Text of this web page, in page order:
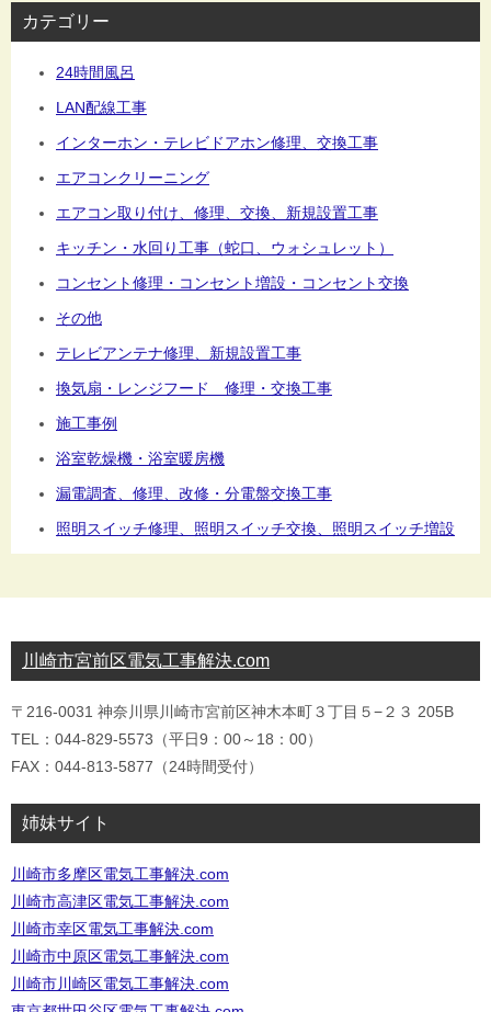
カテゴリー
24時間風呂
LAN配線工事
インターホン・テレビドアホン修理、交換工事
エアコンクリーニング
エアコン取り付け、修理、交換、新規設置工事
キッチン・水回り工事（蛇口、ウォシュレット）
コンセント修理・コンセント増設・コンセント交換
その他
テレビアンテナ修理、新規設置工事
換気扇・レンジフード 修理・交換工事
施工事例
浴室乾燥機・浴室暖房機
漏電調査、修理、改修・分電盤交換工事
照明スイッチ修理、照明スイッチ交換、照明スイッチ増設
川崎市宮前区電気工事解決.com
〒216-0031 神奈川県川崎市宮前区神木本町３丁目５−２３ 205B
TEL：044-829-5573（平日9：00～18：00）
FAX：044-813-5877（24時間受付）
姉妹サイト
川崎市多摩区電気工事解決.com
川崎市高津区電気工事解決.com
川崎市幸区電気工事解決.com
川崎市中原区電気工事解決.com
川崎市川崎区電気工事解決.com